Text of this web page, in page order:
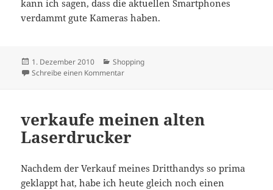
kann ich sagen, dass die aktuellen Smartphones
verdammt gute Kameras haben.
Veröffentlicht
am
1. Dezember 2010 Kategorien
Shopping
Schreibe einen Kommentarzu Fisheye, Macro, and Wide Angle Camera
verkaufe meinen alten
Laserdrucker
Nachdem der Verkauf meines Dritthandys so prima
geklappt hat, habe ich heute gleich noch einen